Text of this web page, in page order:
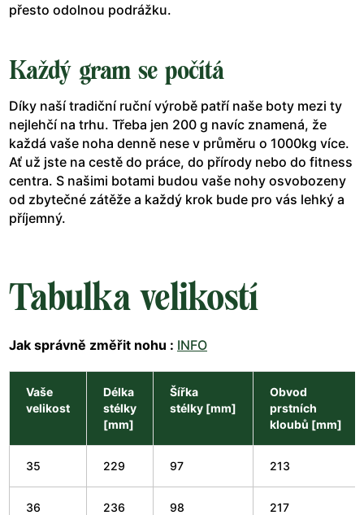
přesto odolnou podrážku.
Každý gram se počítá
Díky naší tradiční ruční výrobě patří naše boty mezi ty
nejlehčí na trhu. Třeba jen 200 g navíc znamená, že
každá vaše noha denně nese v průměru o 1000kg více.
Ať už jste na cestě do práce, do přírody nebo do fitness
centra. S našimi botami budou vaše nohy osvobozeny
od zbytečné zátěže a každý krok bude pro vás lehký a
příjemný.
Tabulka velikostí
Jak správně změřit nohu : INFO
Vaše
velikost
Délka
stélky
[mm]
Šířka
stélky [mm]
Obvod
prstních
kloubů [mm]
35 229 97 213
36 236 98 217